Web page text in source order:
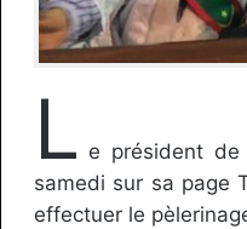
L e président de
samedi sur sa page
effectuer le